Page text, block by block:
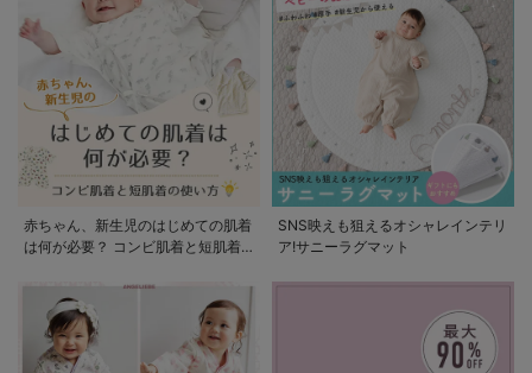
赤ちゃん、新生児のはじめての肌着
は何が必要？ コンビ肌着と短肌着
SNS映えも狙えるオシャレインテリ
ア!サニーラグマット